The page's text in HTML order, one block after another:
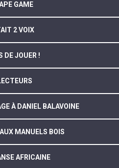
GAME
2 VOIX
DE JOUER !
À DANIEL BALAVOINE
MANUELS BOIS
AFRICAINE